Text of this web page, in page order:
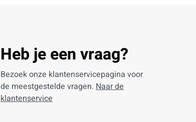
Heb je een vraag?
Bezoek onze klantenservicepagina voor
de meestgestelde vragen. Naar de
klantenservice